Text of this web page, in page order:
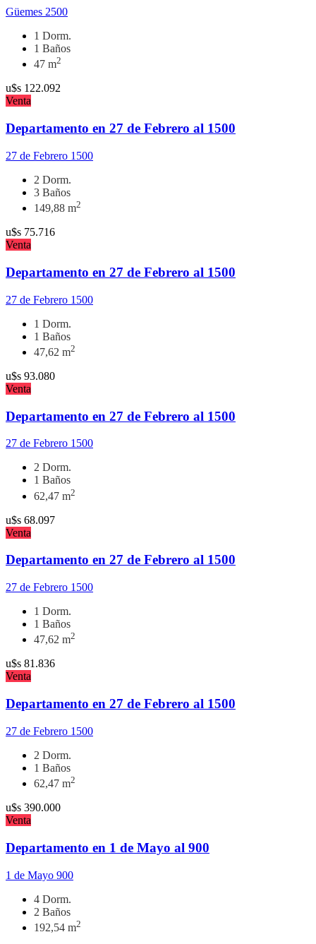
Güemes 2500
1 Dorm.
1 Baños
47 m2
u$s 122.092
Venta
Departamento en 27 de Febrero al 1500
27 de Febrero 1500
2 Dorm.
3 Baños
149,88 m2
u$s 75.716
Venta
Departamento en 27 de Febrero al 1500
27 de Febrero 1500
1 Dorm.
1 Baños
47,62 m2
u$s 93.080
Venta
Departamento en 27 de Febrero al 1500
27 de Febrero 1500
2 Dorm.
1 Baños
62,47 m2
u$s 68.097
Venta
Departamento en 27 de Febrero al 1500
27 de Febrero 1500
1 Dorm.
1 Baños
47,62 m2
u$s 81.836
Venta
Departamento en 27 de Febrero al 1500
27 de Febrero 1500
2 Dorm.
1 Baños
62,47 m2
u$s 390.000
Venta
Departamento en 1 de Mayo al 900
1 de Mayo 900
4 Dorm.
2 Baños
192,54 m2